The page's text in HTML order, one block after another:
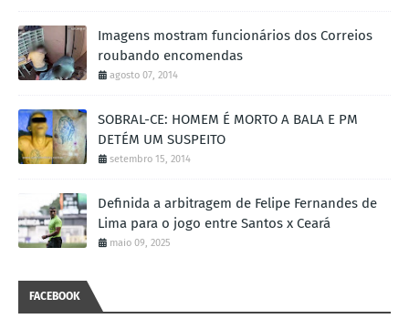
Imagens mostram funcionários dos Correios
roubando encomendas
agosto 07, 2014
SOBRAL-CE: HOMEM É MORTO A BALA E PM
DETÉM UM SUSPEITO
setembro 15, 2014
Definida a arbitragem de Felipe Fernandes de
Lima para o jogo entre Santos x Ceará
maio 09, 2025
FACEBOOK